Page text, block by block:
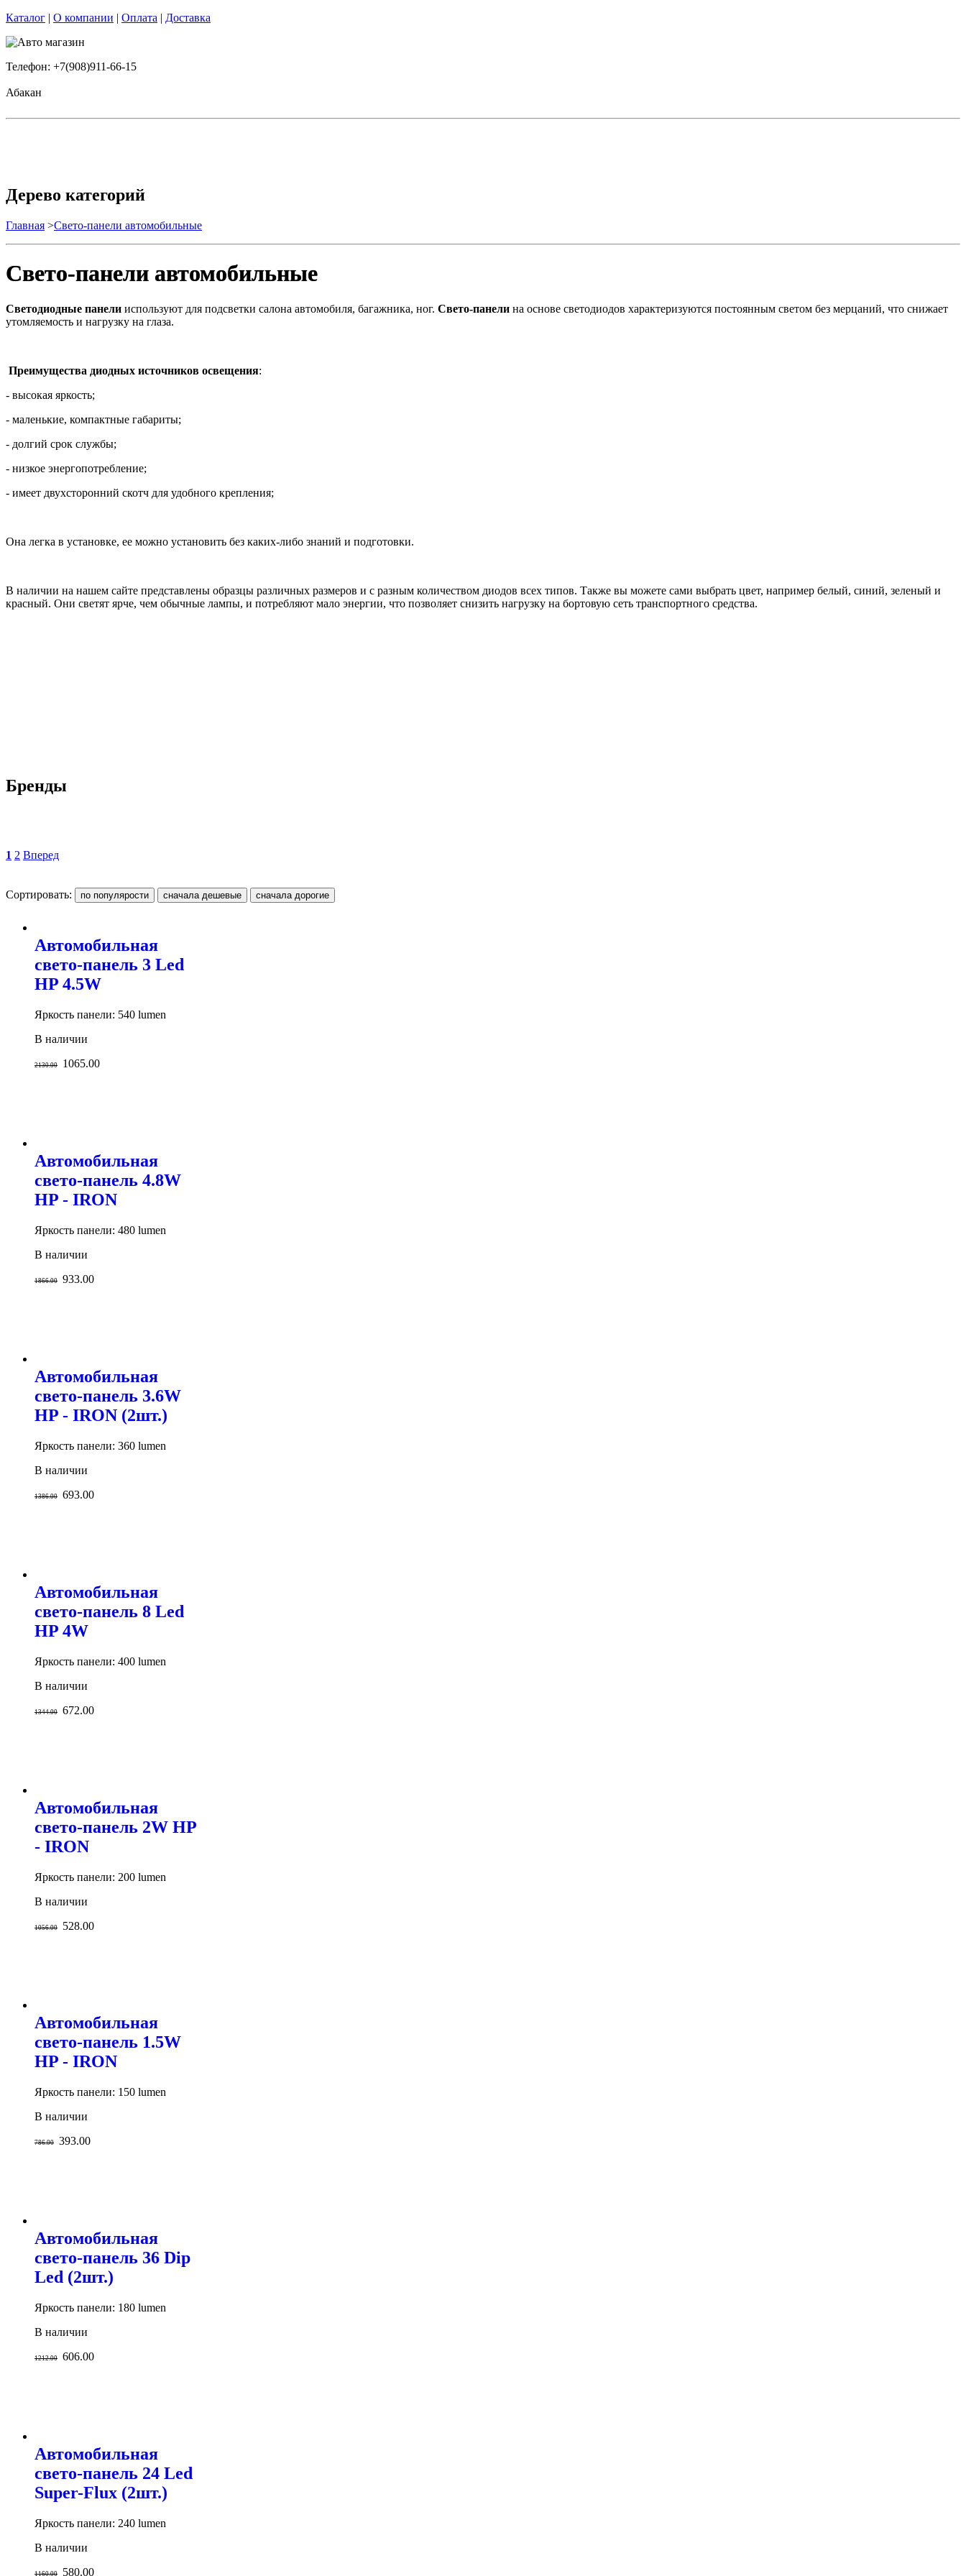
Каталог | О компании | Оплата | Доставка
Телефон: +7(908)911-66-15
Абакан
Дерево категорий
Главная >Свето-панели автомобильные
Свето-панели автомобильные
Светодиодные панели используют для подсветки салона автомобиля, багажника, ног. Свето-панели на основе светодиодов характеризуются постоянным светом без мерцаний, что снижает
утомляемость и нагрузку на глаза.
Преимущества диодных источников освещения:
- высокая яркость;
- маленькие, компактные габариты;
- долгий срок службы;
- низкое энергопотребление;
- имеет двухсторонний скотч для удобного крепления;
Она легка в установке, ее можно установить без каких-либо знаний и подготовки.
В наличии на нашем сайте представлены образцы различных размеров и с разным количеством диодов всех типов. Также вы можете сами выбрать цвет, например белый, синий, зеленый и
красный. Они светят ярче, чем обычные лампы, и потребляют мало энергии, что позволяет снизить нагрузку на бортовую сеть транспортного средства.
Бренды
1 2 Вперед
Сортировать:
Автомобильная
свето-панель 3 Led
HP 4.5W
Яркость панели: 540 lumen
В наличии
2130.00 1065.00
Автомобильная
свето-панель 4.8W
HP - IRON
Яркость панели: 480 lumen
В наличии
1866.00 933.00
Автомобильная
свето-панель 3.6W
HP - IRON (2шт.)
Яркость панели: 360 lumen
В наличии
1386.00 693.00
Автомобильная
свето-панель 8 Led
HP 4W
Яркость панели: 400 lumen
В наличии
1344.00 672.00
Автомобильная
свето-панель 2W HP
- IRON
Яркость панели: 200 lumen
В наличии
1056.00 528.00
Автомобильная
свето-панель 1.5W
HP - IRON
Яркость панели: 150 lumen
В наличии
786.00 393.00
Автомобильная
свето-панель 36 Dip
Led (2шт.)
Яркость панели: 180 lumen
В наличии
1212.00 606.00
Автомобильная
свето-панель 24 Led
Super-Flux (2шт.)
Яркость панели: 240 lumen
В наличии
1160.00 580.00